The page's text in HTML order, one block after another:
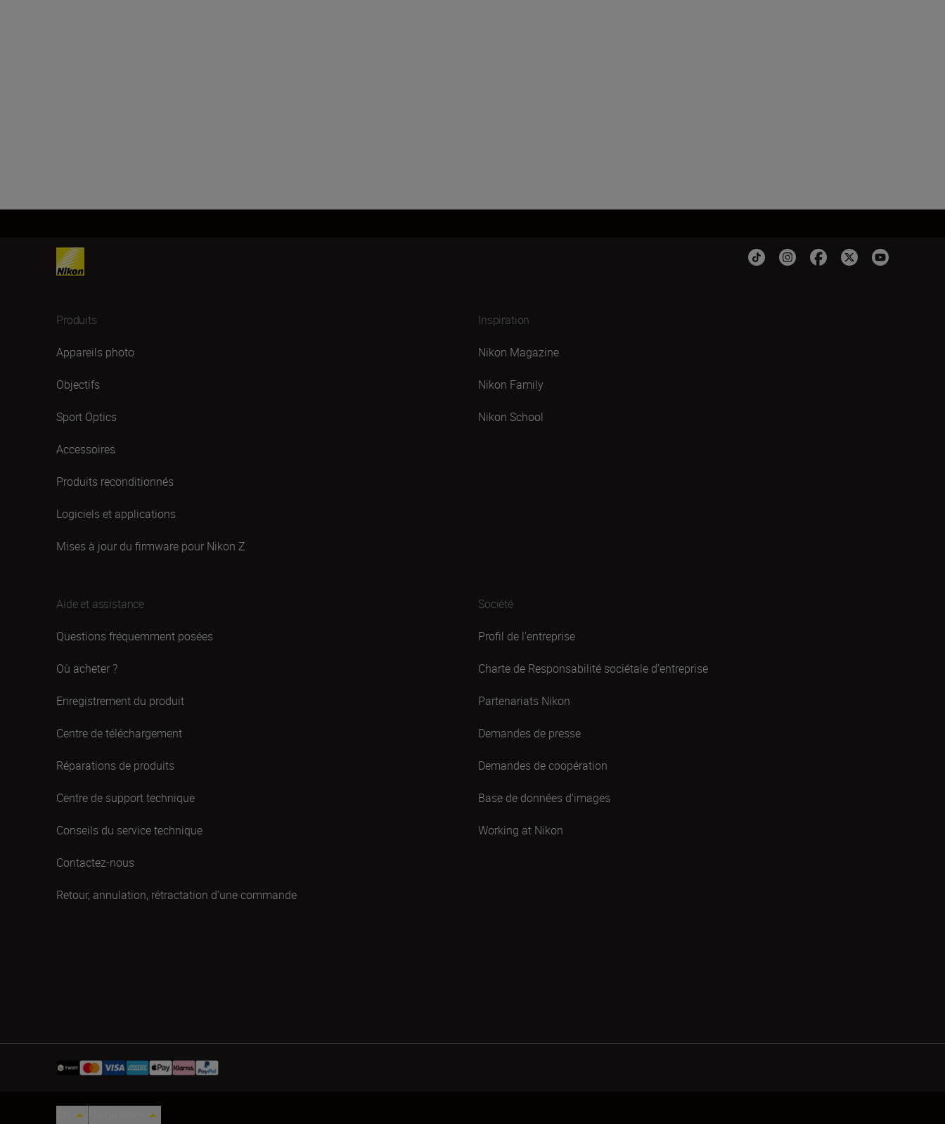
Produits
Appareils photo
Objectifs
Sport Optics
Accessoires
Produits reconditionnés
Logiciels et applications
Mises à jour du firmware pour Nikon Z
Inspiration
Nikon Magazine
Nikon Family
Nikon School
Aide et assistance
Questions fréquemment posées
Où acheter ?
Enregistrement du produit
Centre de téléchargement
Réparations de produits
Centre de support technique
Conseils du service technique
Contactez-nous
Retour, annulation, rétractation d’une commande
Société
Profil de l'entreprise
Charte de Responsabilité sociétale d’entreprise
Partenariats Nikon
Demandes de presse
Demandes de coopération
Base de données d'images
Working at Nikon